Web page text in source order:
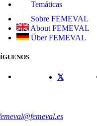
Temáticas
Sobre FEMEVAL
About FEMEVAL
Über FEMEVAL